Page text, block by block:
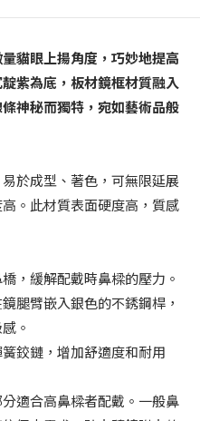
貓眼上揚角度，巧妙地提高
紫為底，板材鏡框材質融入
神秘而獨特，宛如藝術品般
於成型、著色，可無限延展
。此材質表面硬度高，質感
，緩解配戴時鼻樑的壓力。
腿臂嵌入銀色的不銹鋼桿，
。
鉸鏈，增加舒適度和耐用
適合高鼻樑者配戴。一般鼻